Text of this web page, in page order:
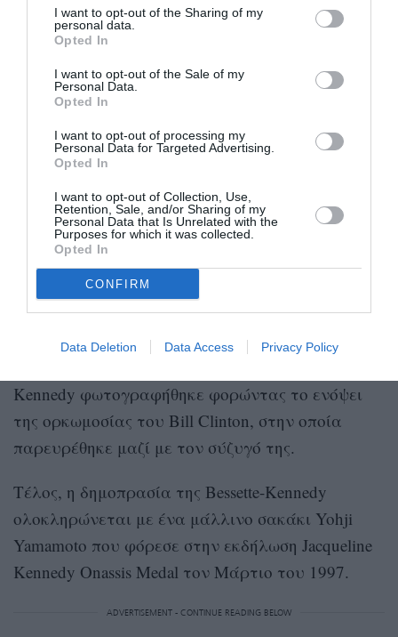
I want to opt-out of the Sharing of my
personal data.
Opted In
I want to opt-out of the Sale of my
Personal Data.
Opted In
I want to opt-out of processing my
Personal Data for Targeted Advertising.
Opted In
I want to opt-out of Collection, Use,
Retention, Sale, and/or Sharing of my
Personal Data that Is Unrelated with the
Purposes for which it was collected.
Opted In
CONFIRM
Data Deletion Data Access Privacy Policy
λεοπάρ μοτίβο που είχε αγοράσει η ίδια σε μια
πριν από τη δημοπρασία είναι μεταξύ 20.000 και
30.000 δολάρια. Η Terenzio, θυμάται με αγάπη
ότι η Kennedy της είχε χαρίσει το κομμάτι από
συνθετική γούνα στο βιβλίο της, «Fairy Tale
Interrupted: A Memoir of Life, Love and Loss».
«Όποτε είχα κάποιο ραντεβού, η Carolyn έλεγε:
«Τι φοράς;» Έλα κάτω και θα διαλέξουμε κάτι
για εσένα», γράφει η Terenzio.
Σε δημοπρασία μπαίνει επίσης ένα μαύρο
μάλλινο παλτό Prada, πιθανότατα από τη
Kennedy φωτογραφήθηκε φορώντας το ενόψει
της ορκωμοσίας του Bill Clinton, στην οποία
παρευρέθηκε μαζί με τον σύζυγό της.
Τέλος, η δημοπρασία της Bessette-Kennedy
ολοκληρώνεται με ένα μάλλινο σακάκι Yohji
Yamamoto που φόρεσε στην εκδήλωση Jacqueline
Kennedy Onassis Medal τον Μάρτιο του 1997.
ADVERTISEMENT - CONTINUE READING BELOW